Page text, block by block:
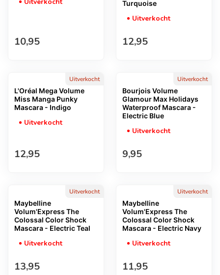
Normale prijs
10,95
Turquoise
Uitverkocht
Normale prijs
12,95
Uitverkocht
L'Oréal Mega Volume
Miss Manga Punky
Mascara - Indigo
Uitverkocht
Normale prijs
12,95
Uitverkocht
Bourjois Volume
Glamour Max Holidays
Waterproof Mascara -
Electric Blue
Uitverkocht
Normale prijs
9,95
Uitverkocht
Maybelline
Volum'Express The
Colossal Color Shock
Mascara - Electric Teal
Uitverkocht
Normale prijs
13,95
Uitverkocht
Maybelline
Volum'Express The
Colossal Color Shock
Mascara - Electric Navy
Uitverkocht
Normale prijs
11,95